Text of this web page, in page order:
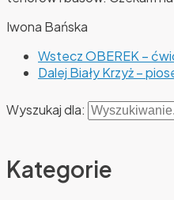
Iwona Bańska
WsteczOBEREK –
Dalej Biały Krzyż –
Wyszukaj dla:
Kategorie